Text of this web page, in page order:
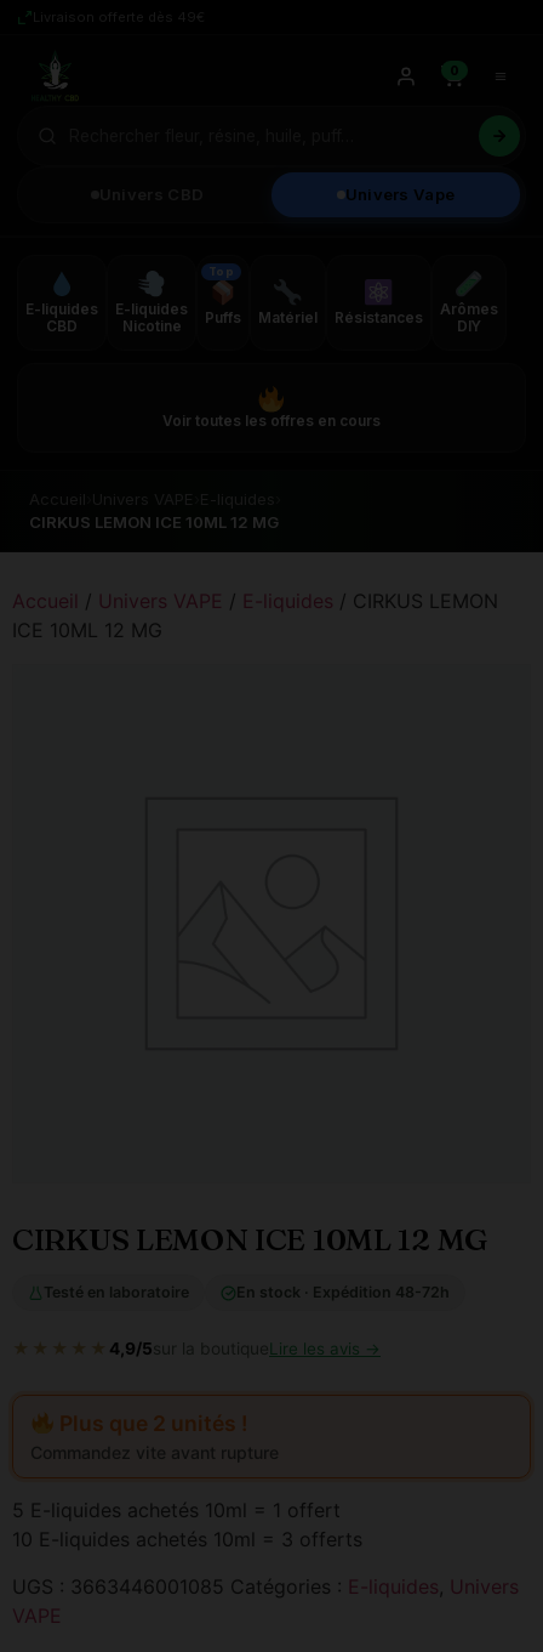
Univers Vape
0
E-liquides
CBD
E-liquides
Nicotine
Top
Puffs Matériel Résistances
Arômes
DIY
Voir toutes les offres en cours
CIRKUS LEMON ICE 10ML 12 MG
Accueil / Univers VAPE / E-liquides / CIRKUS LEMON
ICE 10ML 12 MG
CIRKUS LEMON ICE 10ML 12 MG
Testé en laboratoire En stock · Expédition 48-72h
★★★★★ 4,9/5sur la boutiqueLire les avis →
Plus que 2 unités !
Commandez vite avant rupture
5 E-liquides achetés 10ml = 1 offert
10 E-liquides achetés 10ml = 3 offerts
UGS : 3663446001085 Catégories : E-liquides Univers
VAPE